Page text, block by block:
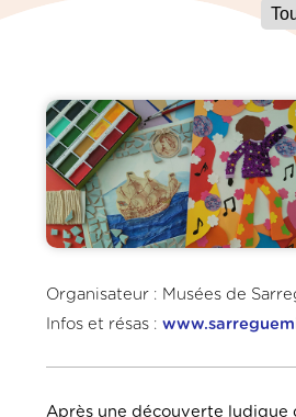
Organisateur : Musées de
Infos et résas :
Après une découverte ludique